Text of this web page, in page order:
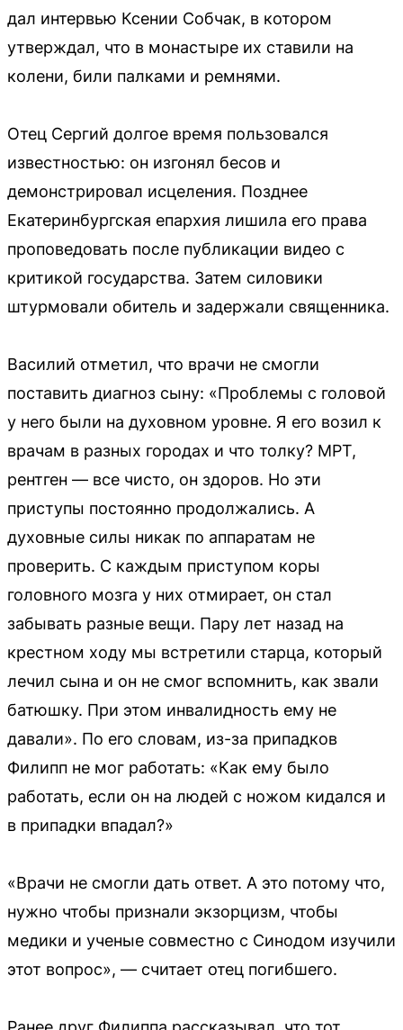
дал интервью Ксении Собчак, в котором
утверждал, что в монастыре их ставили на
колени, били палками и ремнями.
Отец Сергий долгое время пользовался
известностью: он изгонял бесов и
демонстрировал исцеления. Позднее
Екатеринбургская епархия лишила его права
проповедовать после публикации видео с
критикой государства. Затем силовики
штурмовали обитель и задержали священника.
Василий отметил, что врачи не смогли
поставить диагноз сыну: «Проблемы с головой
у него были на духовном уровне. Я его возил к
врачам в разных городах и что толку? МРТ,
рентген — все чисто, он здоров. Но эти
приступы постоянно продолжались. А
духовные силы никак по аппаратам не
проверить. С каждым приступом коры
головного мозга у них отмирает, он стал
забывать разные вещи. Пару лет назад на
крестном ходу мы встретили старца, который
лечил сына и он не смог вспомнить, как звали
батюшку. При этом инвалидность ему не
давали». По его словам, из-за припадков
Филипп не мог работать: «Как ему было
работать, если он на людей с ножом кидался и
в припадки впадал?»
«Врачи не смогли дать ответ. А это потому что,
нужно чтобы признали экзорцизм, чтобы
медики и ученые совместно с Синодом изучили
этот вопрос», — считает отец погибшего.